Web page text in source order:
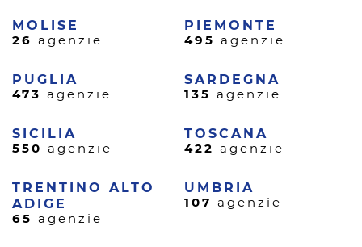
MOLISE
26 agenzie
PIEMONTE
495 agenzie
PUGLIA
473 agenzie
SARDEGNA
135 agenzie
SICILIA
550 agenzie
TOSCANA
422 agenzie
TRENTINO ALTO
ADIGE
65 agenzie
UMBRIA
107 agenzie